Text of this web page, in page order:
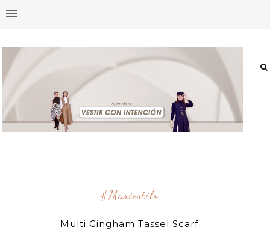
#mariestilo
Multi Gingham Tassel Scarf